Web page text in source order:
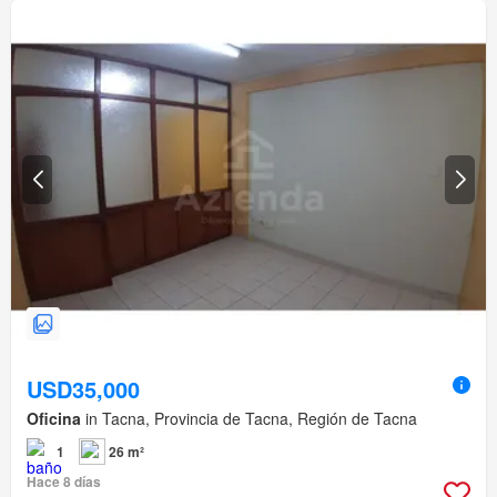
USD35,000
Oficina in Tacna, Provincia de Tacna, Región de Tacna
1
26 m²
Hace 8 días